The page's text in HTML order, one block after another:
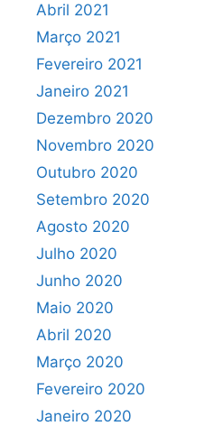
Abril 2021
Março 2021
Fevereiro 2021
Janeiro 2021
Dezembro 2020
Novembro 2020
Outubro 2020
Setembro 2020
Agosto 2020
Julho 2020
Junho 2020
Maio 2020
Abril 2020
Março 2020
Fevereiro 2020
Janeiro 2020